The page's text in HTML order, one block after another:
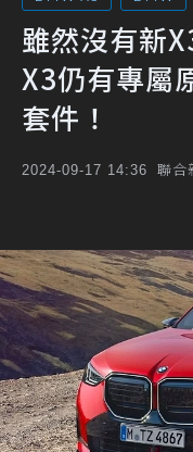
雖然沒有新
X3仍有專屬
套件！
2024-09-17 14:36 聯合